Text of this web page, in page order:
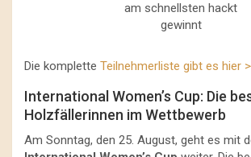
am schnellsten hackt
gewinnt
Die komplette Teilnehmerliste gibt es hier
International Women’s Cup: Die
Holzfällerinnen im Wettbewerb
Am Sonntag, den 25. August, geht es mit